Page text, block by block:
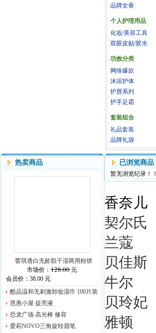
品牌女香
个人护理用品
化妆/美容工具
双眼皮贴/胶水
功效分类
网络爆款
沐浴护体
护唇系列
护手足霜
套装组合
礼品套装
品牌礼袋
热卖商品
蕾琪透白无龄肌干湿两用粉饼
市场价： 128.00 元
会员价： 38.00 元
酷品温和无刺激卸妆湿巾 100片装
恩惠小屋 提亮液
恐龙广场 高光棒 修容
爱莉NOVO三角旋转眉笔
已浏览商品
暂无浏览纪录！！
香奈儿
契尔氏
兰蔻
贝佳斯
牛尔
贝玲妃
雅顿